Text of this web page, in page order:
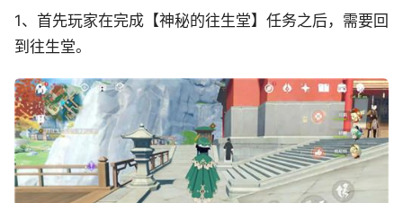
1、首先玩家在完成【神秘的往生堂】任务之后，需要回
到往生堂。